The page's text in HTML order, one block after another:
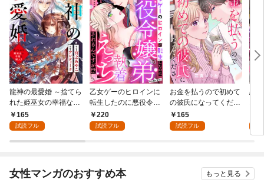
龍神の最愛婚 ～捨てら
れた姫巫女の幸福な嫁
入り～: 1
165
試読フル
乙女ゲーのヒロインに
転生したのに悪役令嬢
の弟（攻略対象外）に
執着えっちされるんで
220
試読フル
お金を払うので初めて
の彼氏になってくださ
い: 1
165
試読フル
恋
女性マンガのおすすめ本 もっと見る